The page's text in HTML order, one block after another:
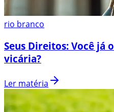
rio branco
Seus Direitos: Você já
vicária?
Ler matéria